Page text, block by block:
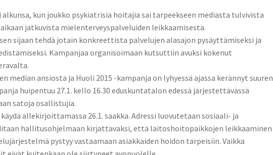
kun joukko psykiatrisia hoitajia sai tarpeekseen mediasta tulvivista
jatkuvista mielenterveyspalveluiden leikkaamisesta.
sijaan tehdä jotain konkreettista palvelujen alasajon pysäyttämiseksi ja
Kampanjaa organisoimaan kutsuttiin avuksi kokenut
median ansiosta ja Huoli 2015 -kampanja on lyhyessä ajassa kerännyt suuren
huipentuu 27.1. kello 16.30 eduskuntatalon edessä järjestettävässä
satoja osallistujia.
allekirjoittamassa 26.1. saakka. Adressi luovutetaan sosiaali- ja
hallitusohjelmaan kirjattavaksi, että laitoshoitopaikkojen leikkaaminen
pystyy vastaamaan asiakkaiden hoidon tarpeisiin. Vaikka